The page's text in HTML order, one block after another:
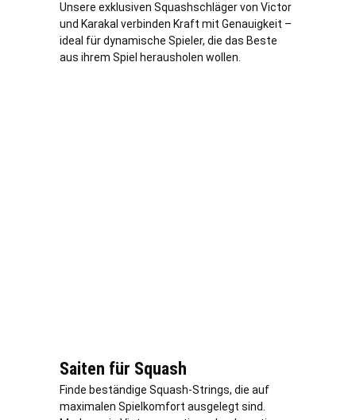
Unsere exklusiven Squashschläger von Victor
und Karakal verbinden Kraft mit Genauigkeit –
ideal für dynamische Spieler, die das Beste
aus ihrem Spiel herausholen wollen.
Saiten für Squash
Finde beständige Squash-Strings, die auf
maximalen Spielkomfort ausgelegt sind.